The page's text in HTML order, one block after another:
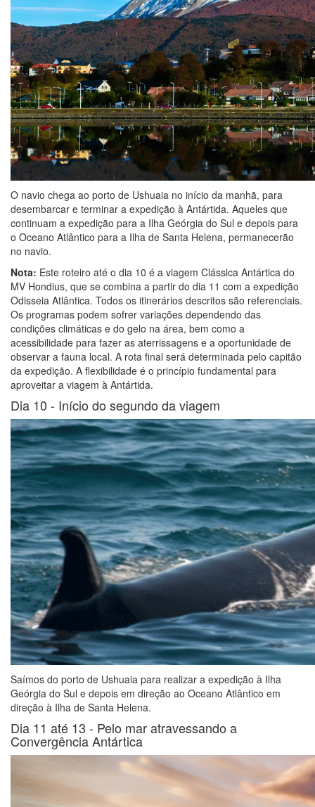
O navio chega ao porto de Ushuaia no início da manhã, para
desembarcar e terminar a expedição à Antártida. Aqueles que
continuam a expedição para a Ilha Geórgia do Sul e depois para
o Oceano Atlântico para a Ilha de Santa Helena, permanecerão
no navio.
Nota: Este roteiro até o dia 10 é a viagem Clássica Antártica do
MV Hondius, que se combina a partir do dia 11 com a expedição
Odisseia Atlântica. Todos os itinerários descritos são referenciais.
Os programas podem sofrer variações dependendo das
condições climáticas e do gelo na área, bem como a
acessibilidade para fazer as aterrissagens e a oportunidade de
observar a fauna local. A rota final será determinada pelo capitão
da expedição. A flexibilidade é o princípio fundamental para
aproveitar a viagem à Antártida.
Dia 10 - Início do segundo da viagem
Saímos do porto de Ushuaia para realizar a expedição à Ilha
Geórgia do Sul e depois em direção ao Oceano Atlântico em
direção à Ilha de Santa Helena.
Dia 11 até 13 - Pelo mar atravessando a
Convergência Antártica